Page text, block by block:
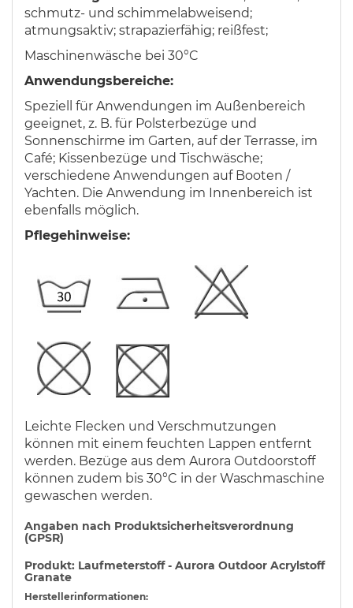
schmutz- und schimmelabweisend;
atmungsaktiv; strapazierfähig; reißfest;
Maschinenwäsche bei 30°C
Anwendungsbereiche:
Speziell für Anwendungen im Außenbereich
geeignet, z. B. für Polsterbezüge und
Sonnenschirme im Garten, auf der Terrasse, im
Café; Kissenbezüge und Tischwäsche;
verschiedene Anwendungen auf Booten /
Yachten. Die Anwendung im Innenbereich ist
ebenfalls möglich.
Pflegehinweise:
Leichte Flecken und Verschmutzungen
können mit einem feuchten Lappen entfernt
werden. Bezüge aus dem Aurora Outdoorstoff
können zudem bis 30°C in der Waschmaschine
gewaschen werden.
Angaben nach Produktsicherheitsverordnung
(GPSR)
Produkt: Laufmeterstoff - Aurora Outdoor Acrylstoff
Granate
Herstellerinformationen: